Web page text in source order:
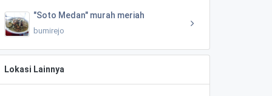
"Soto Medan" murah meriah
bumirejo
Lokasi Lainnya